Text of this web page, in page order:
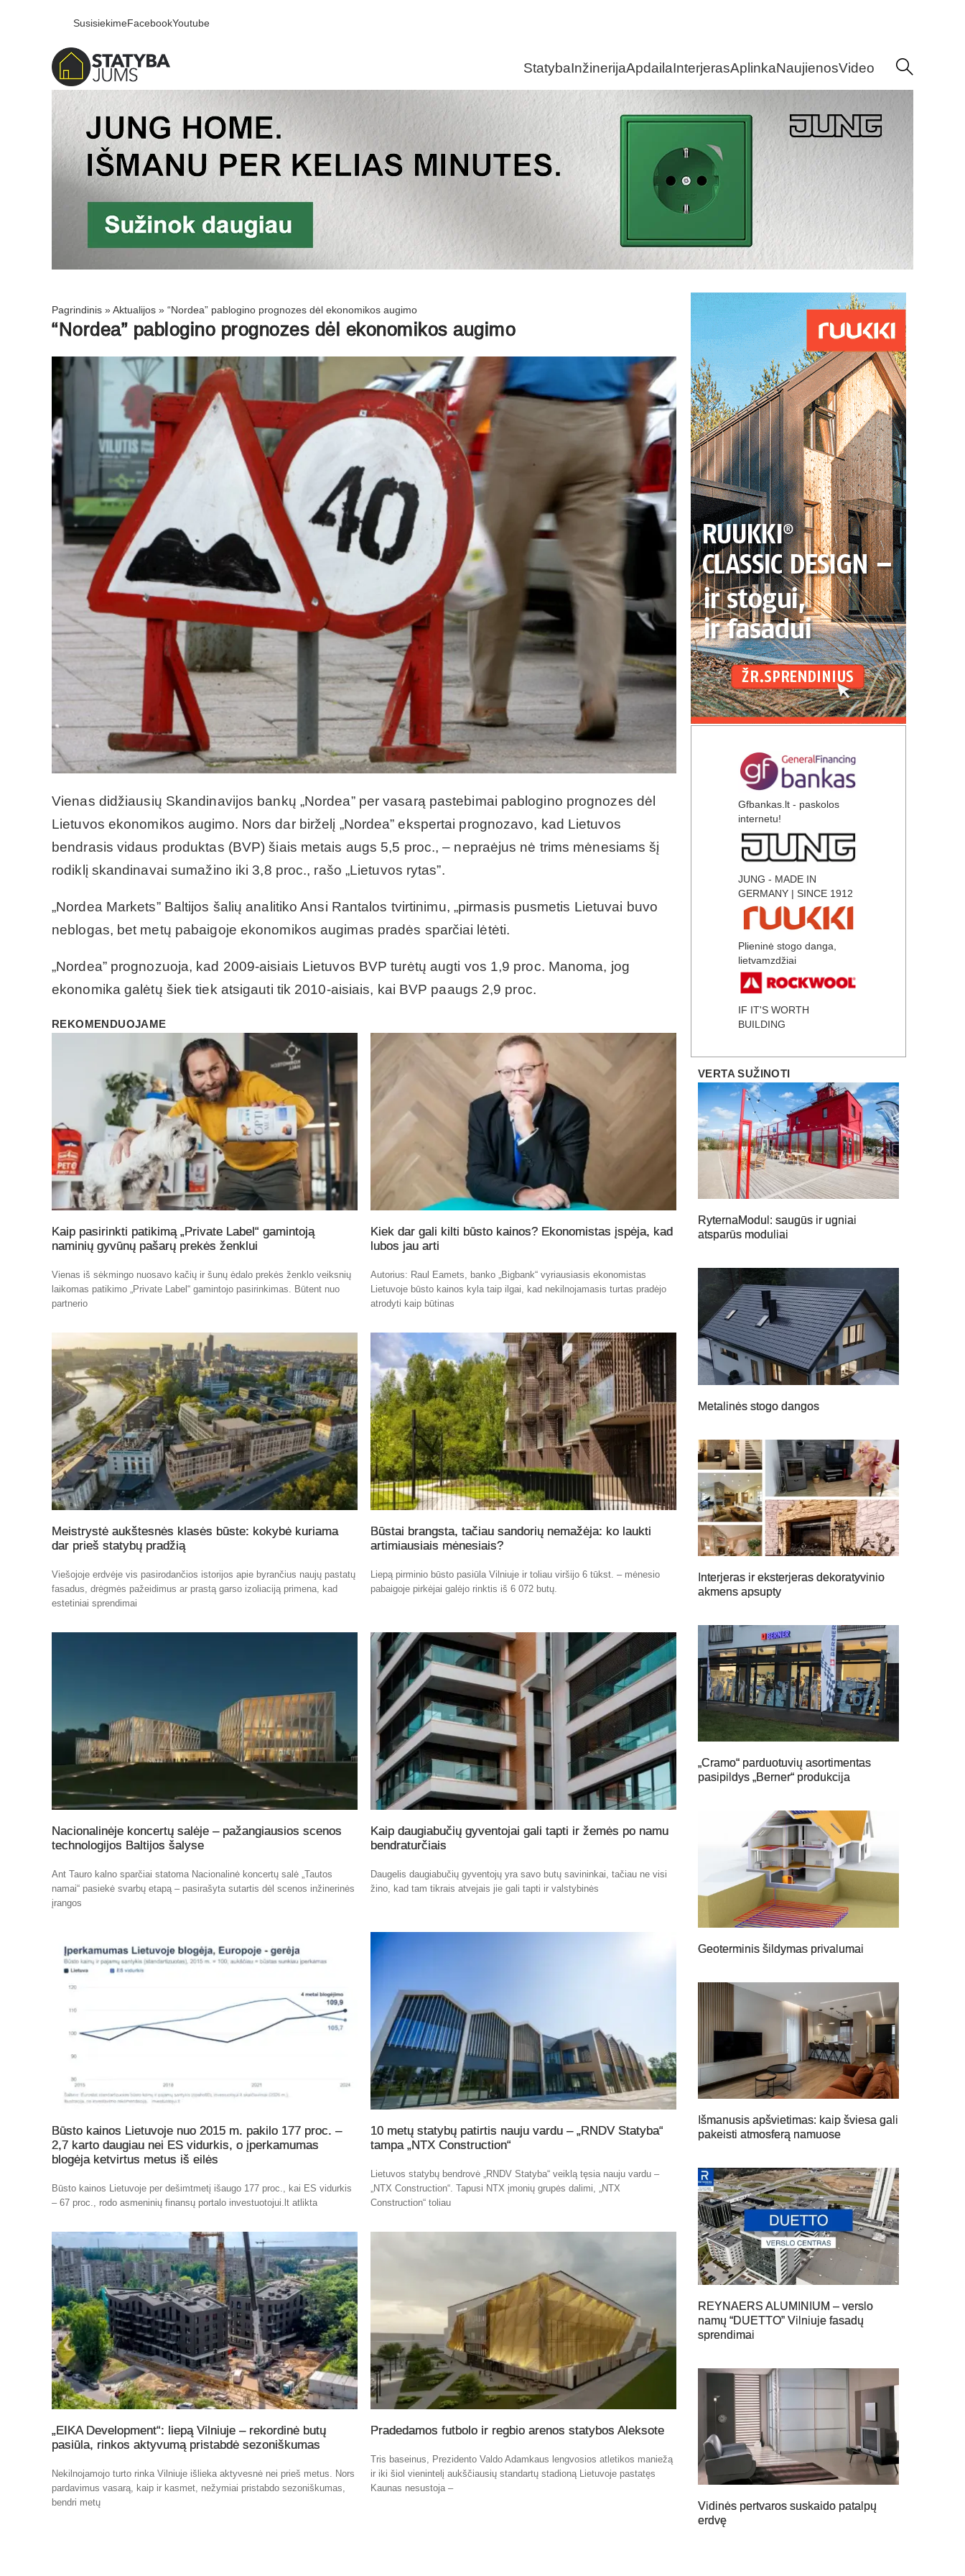
SusisiekimeFacebookYoutube
StatybaInžinerijaApdailaInterjerasAplinkaNaujienosVideo
Pagrindinis »Aktualijos » “Nordea” pablogino prognozes dėl ekonomikos augimo
“Nordea” pablogino prognozes dėl ekonomikos augimo
Vienas didžiausių Skandinavijos bankų „Nordea” per vasarą pastebimai pablogino prognozes dėl
Lietuvos ekonomikos augimo. Nors dar birželį „Nordea” ekspertai prognozavo, kad Lietuvos
bendrasis vidaus produktas (BVP) šiais metais augs 5,5 proc., – nepraėjus nė trims mėnesiams šį
rodiklį skandinavai sumažino iki 3,8 proc., rašo „Lietuvos rytas”.
„Nordea Markets” Baltijos šalių analitiko Ansi Rantalos tvirtinimu, „pirmasis pusmetis Lietuvai buvo
neblogas, bet metų pabaigoje ekonomikos augimas pradės sparčiai lėtėti.
„Nordea” prognozuoja, kad 2009-aisiais Lietuvos BVP turėtų augti vos 1,9 proc. Manoma, jog
ekonomika galėtų šiek tiek atsigauti tik 2010-aisiais, kai BVP paaugs 2,9 proc.
REKOMENDUOJAME
Kaip pasirinkti patikimą „Private Label“ gamintoją
naminių gyvūnų pašarų prekės ženklui
Vienas iš sėkmingo nuosavo kačių ir šunų ėdalo prekės ženklo veiksnių
laikomas patikimo „Private Label“ gamintojo pasirinkimas. Būtent nuo
partnerio
Kiek dar gali kilti būsto kainos? Ekonomistas įspėja, kad
lubos jau arti
Autorius: Raul Eamets, banko „Bigbank“ vyriausiasis ekonomistas
Lietuvoje būsto kainos kyla taip ilgai, kad nekilnojamasis turtas pradėjo
atrodyti kaip būtinas
Meistrystė aukštesnės klasės būste: kokybė kuriama
dar prieš statybų pradžią
Viešojoje erdvėje vis pasirodančios istorijos apie byrančius naujų pastatų
fasadus, drėgmės pažeidimus ar prastą garso izoliaciją primena, kad
estetiniai sprendimai
Būstai brangsta, tačiau sandorių nemažėja: ko laukti
artimiausiais mėnesiais?
Liepą pirminio būsto pasiūla Vilniuje ir toliau viršijo 6 tūkst. – mėnesio
pabaigoje pirkėjai galėjo rinktis iš 6 072 butų.
Nacionalinėje koncertų salėje – pažangiausios scenos
technologijos Baltijos šalyse
Ant Tauro kalno sparčiai statoma Nacionalinė koncertų salė „Tautos
namai“ pasiekė svarbų etapą – pasirašyta sutartis dėl scenos inžinerinės
įrangos
Kaip daugiabučių gyventojai gali tapti ir žemės po namu
bendraturčiais
Daugelis daugiabučių gyventojų yra savo butų savininkai, tačiau ne visi
žino, kad tam tikrais atvejais jie gali tapti ir valstybinės
Būsto kainos Lietuvoje nuo 2015 m. pakilo 177 proc. –
2,7 karto daugiau nei ES vidurkis, o įperkamumas
blogėja ketvirtus metus iš eilės
Būsto kainos Lietuvoje per dešimtmetį išaugo 177 proc., kai ES vidurkis
– 67 proc., rodo asmeninių finansų portalo investuotojui.lt atlikta
10 metų statybų patirtis nauju vardu – „RNDV Statyba“
tampa „NTX Construction“
Lietuvos statybų bendrovė „RNDV Statyba“ veiklą tęsia nauju vardu –
„NTX Construction“. Tapusi NTX įmonių grupės dalimi, „NTX
Construction“ toliau
„EIKA Development“: liepą Vilniuje – rekordinė butų
pasiūla, rinkos aktyvumą pristabdė sezoniškumas
Nekilnojamojo turto rinka Vilniuje išlieka aktyvesnė nei prieš metus. Nors
pardavimus vasarą, kaip ir kasmet, nežymiai pristabdo sezoniškumas,
bendri metų
Pradedamos futbolo ir regbio arenos statybos Aleksote
Tris baseinus, Prezidento Valdo Adamkaus lengvosios atletikos maniežą
ir iki šiol vienintelį aukščiausių standartų stadioną Lietuvoje pastatęs
Kaunas nesustoja –
Gfbankas.lt - paskolos
internetu!
JUNG - MADE IN
GERMANY | SINCE 1912
Plieninė stogo danga,
lietvamzdžiai
IF IT'S WORTH
BUILDING
VERTA SUŽINOTI
RyternaModul: saugūs ir ugniai
atsparūs moduliai
Metalinės stogo dangos
Interjeras ir eksterjeras dekoratyvinio
akmens apsupty
„Cramo“ parduotuvių asortimentas
pasipildys „Berner“ produkcija
Geoterminis šildymas privalumai
Išmanusis apšvietimas: kaip šviesa gali
pakeisti atmosferą namuose
REYNAERS ALUMINIUM – verslo
namų “DUETTO” Vilniuje fasadų
sprendimai
Vidinės pertvaros suskaido patalpų
erdvę